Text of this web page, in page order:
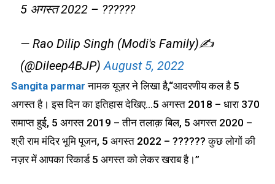
5 अगस्त 2022 – ??????
— Rao Dilip Singh (Modi's Family)✍️
(@Dileep4BJP)August 5, 2022
Sangita parmar नामक यूज़र ने लिखा है,“आदरणीय कल है 5
अगस्त है। इस दिन का इतिहास देखिए…5 अगस्त 2018 – धारा 370
समाप्त हुई, 5 अगस्त 2019 – तीन तलाक़ बिल, 5 अगस्त 2020 –
श्री राम मंदिर भूमि पूजन, 5 अगस्त 2022 – ?????? कुछ लोगों की
नज़र में आपका रिकार्ड 5 अगस्त को लेकर खराब है।”